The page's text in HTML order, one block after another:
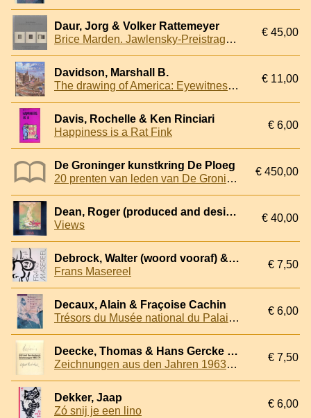
Daur, Jorg & Volker Rattemeyer
Brice Marden. Jawlensky-Preistrager. Retrospektive der Druckgraphik / Jawlensky-Awardee. A Retrospective of Prints
€ 45,00
Davidson, Marshall B.
The drawing of America: Eyewitnesses to history
€ 11,00
Davis, Rochelle & Ken Rinciari
Happiness is a Rat Fink
€ 6,00
De Groninger kunstkring De Ploeg
20 prenten van leden van De Groninger kunstkring De Ploeg in map *GESIGNEERDE EERSTE EXEMPLAAR*
€ 450,00
Dean, Roger (produced and designed by) & Dominy Hamilton (text) & Carla Capalbo (text)
Views
€ 40,00
Debrock, Walter (woord vooraf) & Louis Paul Boon (inleiding)
Frans Masereel
€ 7,50
Decaux, Alain & Fraçoise Cachin
Trésors du Musée national du Palais, Taipei: Mémoire d'empire
€ 6,00
Deecke, Thomas & Hans Gercke & Rainer Pretzell
Zeichnungen aus den Jahren 1963-67 mit dem Pseudonym Friedrich Leinbereiter und aus den Jahren 1967-71 mit dem Namen Otfried Rautenbach
€ 7,50
Dekker, Jaap
Zó snij je een lino
€ 6,00